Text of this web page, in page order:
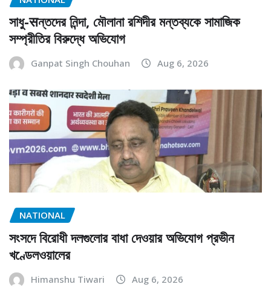
সাধু-सন্তদের নিন্দা, মৌলানা রশিদীর মন্তব্যকে সামাজিক
সম্প্রীতির বিরুদ্ধে অভিযোগ
Ganpat Singh Chouhan Aug 6, 2026
NATIONAL
সংসদে বিরোধী দলগুলোর বাধা দেওয়ার অভিযোগ প্রভীন
খণ্ডেলওয়ালের
Himanshu Tiwari Aug 6, 2026